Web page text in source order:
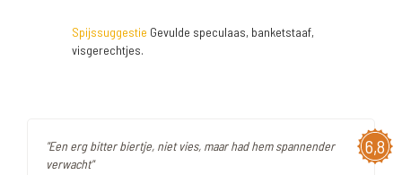
Spijssuggestie Gevulde speculaas, banketstaaf,
visgerechtjes.
6,8
"Een erg bitter biertje, niet vies, maar had hem spannender
verwacht"